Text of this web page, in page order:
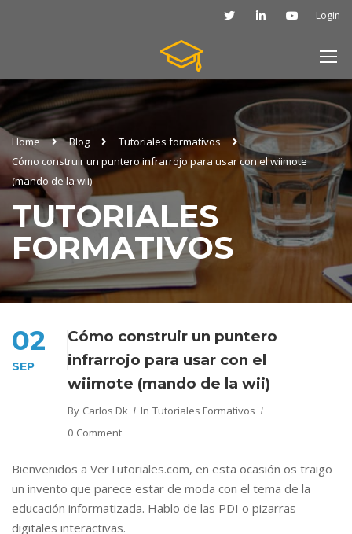
Login
Home Blog
Tutoriales formativos
Cómo construir un puntero infrarrojo para usar con el wiimote
(mando de la wii)
TUTORIALES
FORMATIVOS
02
SEP
Cómo construir un puntero
infrarrojo para usar con el
wiimote (mando de la wii)
By Carlos Dk In Tutoriales Formativos
0 Comment
Bienvenidos a VerTutoriales.com, en esta ocasión os traigo
un invento que parece estar de moda con el tema de la
educación informatizada. Hablo de las PDI o pizarras
digitales interactivas.